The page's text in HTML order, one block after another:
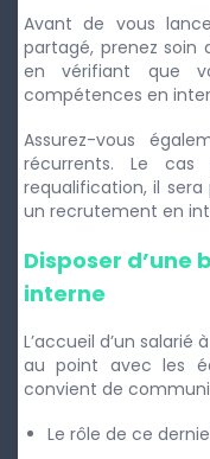
Avant de vous
partagé, prenez soin
en vérifiant que
compétences en
Assurez-vous
récurrents. Le
requalification, il
un recrutement en
Disposer d’une
interne
L’accueil d’un
au point avec les
convient de
Le rôle de ce